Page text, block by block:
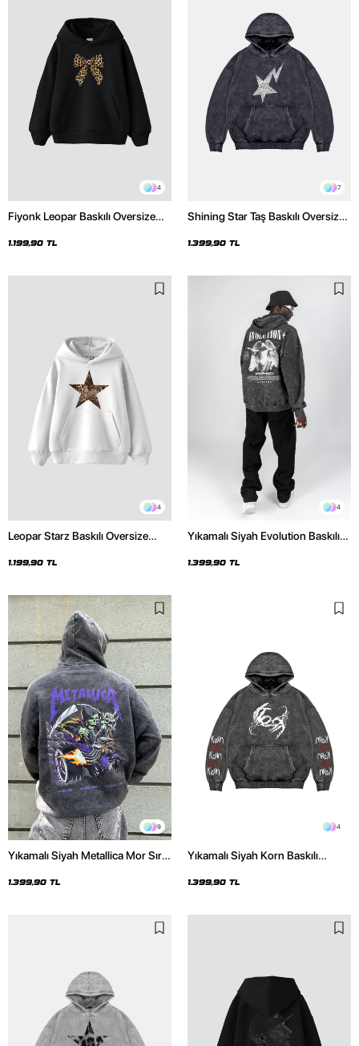
4
Fiyonk Leopar Baskılı Oversize
1.199,90 TL
7
Shining Star Taş Baskılı Oversize
Hoodie
1.399,90 TL
4
Leopar Starz Baskılı Oversize
1.199,90 TL
4
Yıkamalı Siyah Evolution Baskılı
Hoodie
1.399,90 TL
9
Yıkamalı Siyah Metallica Mor Sırt
Hoodie
1.399,90 TL
4
Yıkamalı Siyah Korn Baskılı
1.399,90 TL